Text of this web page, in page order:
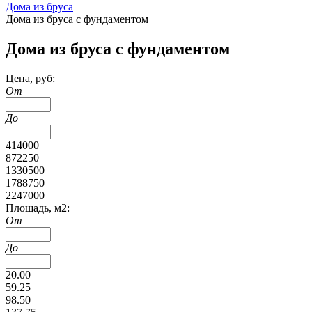
Дома из бруса
Дома из бруса с фундаментом
Дома из бруса с фундаментом
Цена, руб:
От
До
414000
872250
1330500
1788750
2247000
Площадь, м2:
От
До
20.00
59.25
98.50